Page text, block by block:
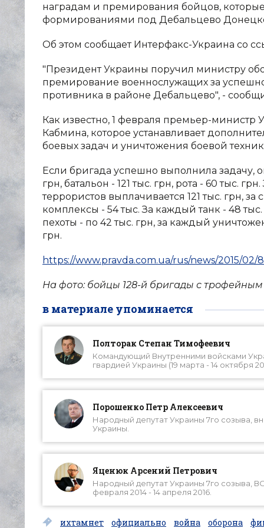
наградам и премирования бойцов,
формированиями под Дебальцево
Об этом сообщает Интерфакс-Украина со
"Президент Украины поручил министру
премирование военнослужащих за
противника в районе Дебальцево", -
Как известно, 1 февраля премьер-министр
Кабмина, которое устанавливает
боевых задач и уничтожения боевой
Если бригада успешно выполнила задачу,
грн, батальон - 121 тыс. грн, рота - 60 тыс.
террористов выплачивается 121 тыс. грн,
комплексы - 54 тыс. За каждый танк - 48
пехоты - по 42 тыс. грн, за каждый
грн.
https://www.pravda.com.ua/rus/news/2015/02/
На фото: бойцы 128-й бригады с трофейным
в материале упоминается
Полторак Степан Тимофеевич
Командующий Внутренними войсками
гвардией Украины (19 марта - 14 октября
Порошенко Петр Алексеевич
Народный депутат Украины 7го созыва,
Украины.
Яценюк Арсений Петрович
Народный депутат Украины 7го созыва,
февраля 2014 - 14 апреля 2016.
ихтамнет официально война оборона